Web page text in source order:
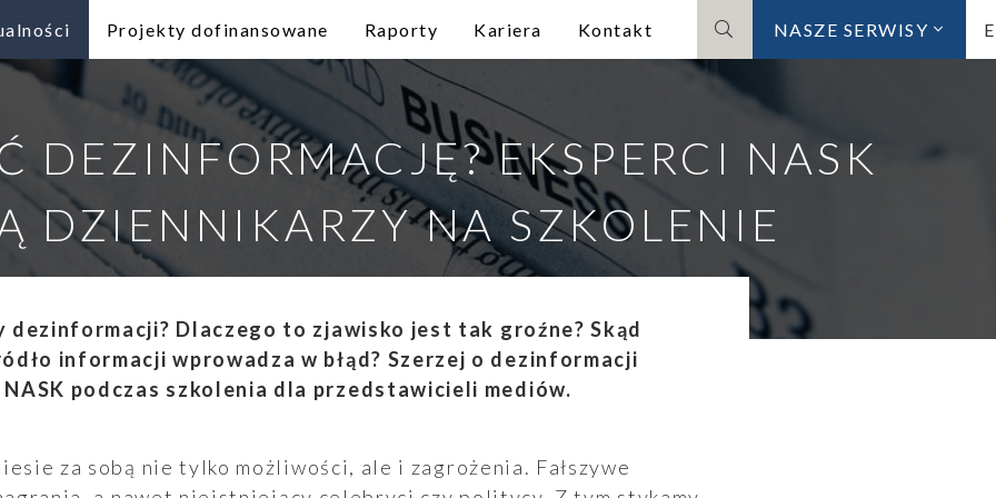
Projekty dofinansowane Raporty Kariera
Kontakt
NASZE SERWISY
DEZINFORMACJĘ? EKSPERCI NASK
DZIENNIKARZY NA SZKOLENIE
dezinformacji? Dlaczego to zjawisko jest tak groźne? Skąd
informacji wprowadza w błąd? Szerzej o dezinformacji
podczas szkolenia dla przedstawicieli mediów.
za sobą nie tylko możliwości, ale i zagrożenia. Fałszywe